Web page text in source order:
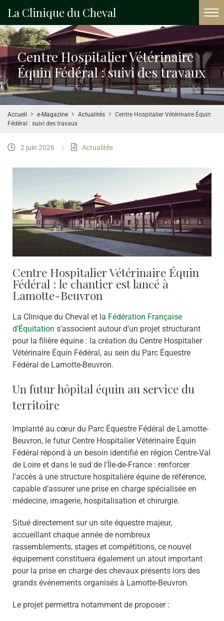
La Clinique du Cheval
Centre Hospitalier Vétérinaire
Équin Fédéral : suivi des travaux
Accueil e-Magazine Actualités
Centre Hospitalier Vétérinaire Équin
Fédéral : suivi des travaux
2 juin 2026 | Actualités
Centre Hospitalier Vétérinaire Équin
Fédéral : le chantier est lancé à
Lamotte-Beuvron
La Clinique du Cheval et la Fédération Française
d’Équitation s’associent autour d’un projet structurant
pour la filière équine : la création du Centre Hospitalier
Vétérinaire Équin Fédéral, au sein du Parc Équestre
Fédéral de Lamotte-Beuvron.
Un futur hôpital équin au service du
territoire
Implanté au cœur du Parc Équestre Fédéral de Lamotte-
Beuvron, le futur Centre Hospitalier Vétérinaire Équin
Fédéral répond à un besoin identifié en région Centre-Val
de Loire et dans le sud de l’Île-de-France : renforcer
l’accès à une structure hospitalière équine de référence,
capable d’assurer une prise en charge spécialisée en
médecine, imagerie, hospitalisation et chirurgie.
Situé directement sur un site équestre majeur,
accueillant chaque année de nombreux
rassemblements, stages et compétitions, ce nouvel
équipement constituera également un atout important
pour la prise en charge des chevaux présents lors des
grands événements organisés à Lamotte-Beuvron.
Le projet permettra notamment de proposer :